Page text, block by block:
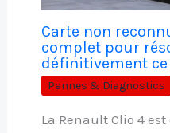
Carte non
complet pour
définitivement
Pannes & Diagnostics
La Renault Clio 4